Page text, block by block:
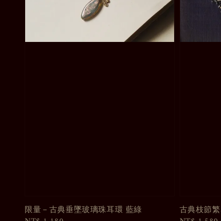
限量－古典垂墜玻璃珠耳環 藍綠
古典枝節